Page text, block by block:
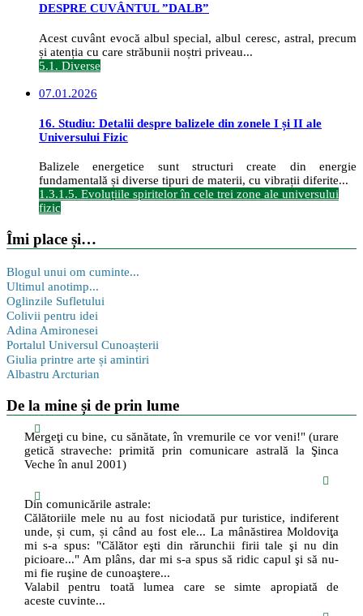
DESPRE CUVÂNTUL ”DALB”
Acest cuvânt evocă albul special, albul ceresc, astral, precum
și atenția cu care străbunii noștri priveau...
5.1. Diverse
07.01.2026
16. Studiu: Detalii despre balizele din zonele I și II ale
Universului Fizic
Balizele energetice sunt structuri create din energie
fundamentală și diverse tipuri de materii, cu vibrații diferite...
1.3.1.5. Evoluțiile spiritelor în cele trei zone ale universului
fizic
Îmi place și…
Blogul unui om cuminte...
Ultimul anotimp...
Oglinzile Sufletului
Colivii pentru idei
Adina Amironesei
Portalul Universul Cunoașterii
Giulia printre arte și amintiri
Albastru Arcturian
De la mine și de prin lume
Mergeţi cu bine, cu sănătate, în vremurile ce vor veni!" (urare
getică straveche: primită prin comunicare astrală la Şinca
Veche în anul 2001)
Din comunicările astrale:
Călătoriile mele nu au fost niciodată pur turistice, indiferent
unde, și cum, și când au fost ele... La mânăstirea Moldoviţa
mi s-a spus: "Călător eşti din rărunchii firii tale şi nu din
picioare..." Am plâns, dar mi s-a spus să ridic capul şi să nu-
mi fie ruşine de cunoaştere...
Valabil pentru toată lumea care se simte apropiată de
aceste cuvinte...